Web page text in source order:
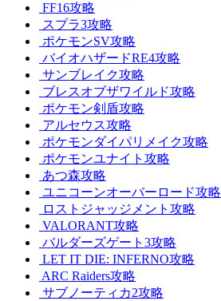
FF16攻略
スプラ3攻略
ポケモンSV攻略
バイオハザードRE4攻略
サンブレイク攻略
ブレスオブザワイルド攻略
ポケモン剣盾攻略
アルセウス攻略
ポケモンダイパリメイク攻略
ポケモンユナイト攻略
あつ森攻略
ユニコーンオーバーロード攻略
ロストジャッジメント攻略
VALORANT攻略
バルダーズゲート3攻略
LET IT DIE: INFERNO攻略
ARC Raiders攻略
サブノーティカ2攻略